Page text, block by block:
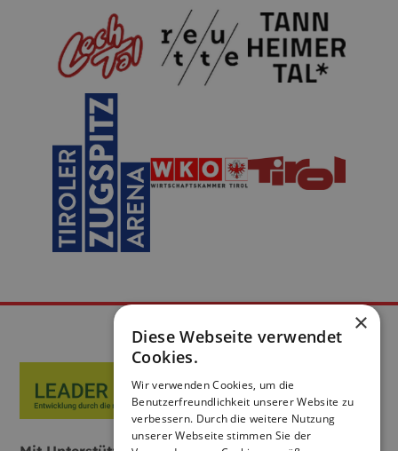
×
Diese Webseite verwendet
Cookies.
Wir verwenden Cookies, um die
Benutzerfreundlichkeit unserer Website zu
verbessern. Durch die weitere Nutzung
unserer Webseite stimmen Sie der